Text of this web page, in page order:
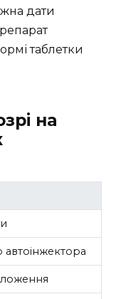
дати
таблетки
на